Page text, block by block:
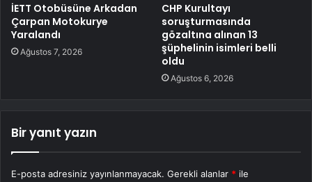
İETT Otobüsüne Arkadan
Çarpan Motokurye
Yaralandı
Ağustos 7, 2026
CHP Kurultayı
soruşturmasında
gözaltına alınan 13
şüphelinin isimleri belli
oldu
Ağustos 6, 2026
Bir yanıt yazın
E-posta adresiniz yayınlanmayacak. Gerekli alanlar * ile